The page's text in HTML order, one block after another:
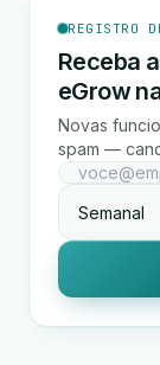
REGISTRO
Receba
eGrow
Novas
spam —